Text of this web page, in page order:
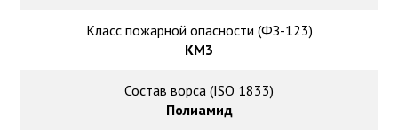
Класс пожарной опасности (ФЗ-123)
КМ3
Состав ворса (ISO 1833)
Полиамид